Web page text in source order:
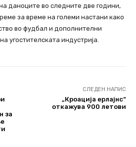
даноците во следните две години,
за време на големи настани како
во фудбал и дополнителни
угостителската индустрија.
за
СЛЕДЕН НАПИС
„Кроација ерлајнс“
откажува 900 летови